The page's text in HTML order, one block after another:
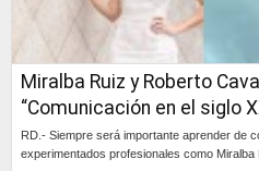
Miralba Ruiz y Roberto
“Comunicación en el siglo
RD.- Siempre será importante aprender de
experimentados profesionales como Miralba